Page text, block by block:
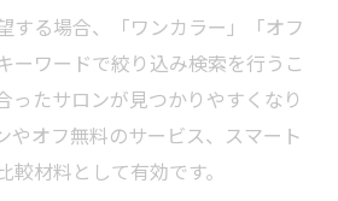
する場合、「ワンカラー」「オフ
ーワードで絞り込み検索を行うこ
ったサロンが見つかりやすくなり
やオフ無料のサービス、スマート
材料として有効です。